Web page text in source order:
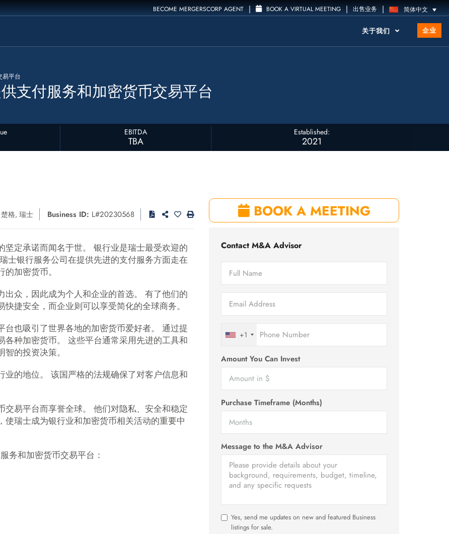
BECOME MERGERSCORP AGENT | BOOK A VIRTUAL MEETING | 出售业务 | 简体中文
关于我们 企业
易平台
支付服务和加密货币交易平台
EBITDA
TBA
Established:
2021
楚格, 瑞士 Business ID: L#20230568
定承诺而闻名于世。 银行业是瑞士最受欢迎的
士银行服务公司在提供先进的支付服务方面走在
加密货币。
众，因此成为个人和企业的首选。 有了他们的
捷安全，而企业则可以享受简化的全球商务。
也吸引了世界各地的加密货币爱好者。 通过提
种加密货币。 这些平台通常采用先进的工具和
的投资决策。
的地位。 该国严格的法规确保了对客户信息和
易平台而享誉全球。 他们对隐私、安全和稳定
瑞士成为银行业和加密货币相关活动的重要中
务和加密货币交易平台：
BOOK A MEETING
Contact M&A Advisor
+1
Amount You Can Invest
Purchase Timeframe (Months)
Message to the M&A Advisor
Yes, send me updates on new and featured Business
listings for sale.